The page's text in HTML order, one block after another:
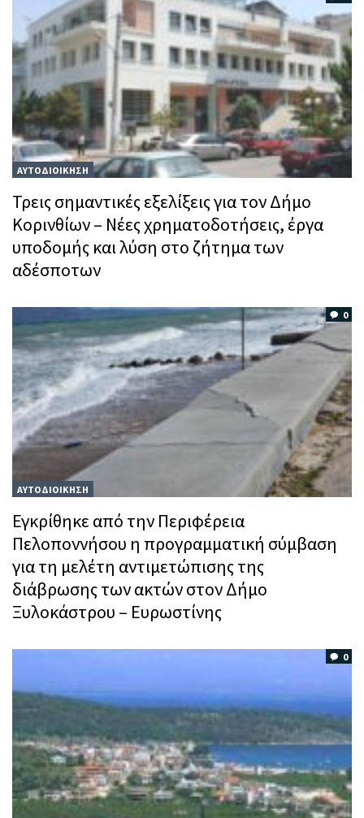
ΑΥΤΟΔΙΟΙΚΗΣΗ
Τρεις σημαντικές εξελίξεις για τον Δήμο
Κορινθίων – Νέες χρηματοδοτήσεις, έργα
υποδομής και λύση στο ζήτημα των
αδέσποτων
0
ΑΥΤΟΔΙΟΙΚΗΣΗ
Εγκρίθηκε από την Περιφέρεια
Πελοποννήσου η προγραμματική σύμβαση
για τη μελέτη αντιμετώπισης της
διάβρωσης των ακτών στον Δήμο
Ξυλοκάστρου – Ευρωστίνης
0